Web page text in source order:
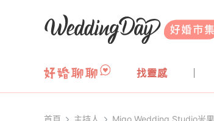
WeddingDay 好婚市集
找靈感
首頁 主持人 Migo Wedding Studio米